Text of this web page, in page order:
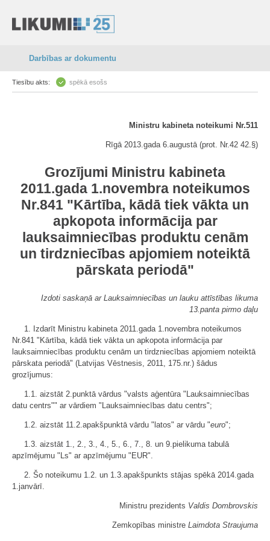
Darbības ar dokumentu
Tiesību akts: spēkā esošs
Ministru kabineta noteikumi Nr.511
Rīgā 2013.gada 6.augustā (prot. Nr.42 42.§)
Grozījumi Ministru kabineta
2011.gada 1.novembra noteikumos
Nr.841 "Kārtība, kādā tiek vākta un
apkopota informācija par
lauksaimniecības produktu cenām
un tirdzniecības apjomiem noteiktā
pārskata periodā"
Izdoti saskaņā ar Lauksaimniecības un lauku attīstības likuma
13.panta pirmo daļu
1. Izdarīt Ministru kabineta 2011.gada 1.novembra noteikumos
Nr.841 "Kārtība, kādā tiek vākta un apkopota informācija par
lauksaimniecības produktu cenām un tirdzniecības apjomiem noteiktā
pārskata periodā" (Latvijas Vēstnesis, 2011, 175.nr.) šādus
grozījumus:
1.1. aizstāt 2.punktā vārdus "valsts aģentūra "Lauksaimniecības
datu centrs"" ar vārdiem "Lauksaimniecības datu centrs";
1.2. aizstāt 11.2.apakšpunktā vārdu "latos" ar vārdu "euro";
1.3. aizstāt 1., 2., 3., 4., 5., 6., 7., 8. un 9.pielikuma tabulā
apzīmējumu "Ls" ar apzīmējumu "EUR".
2. Šo noteikumu 1.2. un 1.3.apakšpunkts stājas spēkā 2014.gada
1.janvārī.
Ministru prezidents Valdis Dombrovskis
Zemkopības ministre Laimdota Straujuma